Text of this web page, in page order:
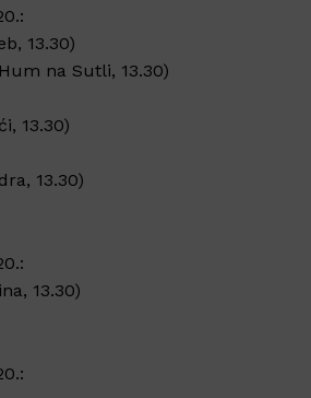
13.30)
na Sutli, 13.30)
13.30)
13.30)
13.30)